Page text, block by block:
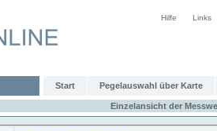
Hilfe Links
Start Pegelauswahl über Karte
Einzelansicht der